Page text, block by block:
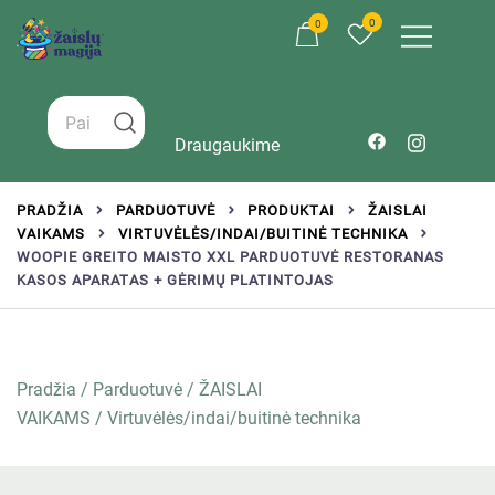
0 0
Draugaukime
PRADŽIA PARDUOTUVĖ PRODUKTAI
ŽAISLAI
VAIKAMS
VIRTUVĖLĖS/INDAI/BUITINĖ TECHNIKA
WOOPIE GREITO MAISTO XXL PARDUOTUVĖ RESTORANAS
KASOS APARATAS + GĖRIMŲ PLATINTOJAS
Pradžia / Parduotuvė / ŽAISLAI
VAIKAMS / Virtuvėlės/indai/buitinė technika